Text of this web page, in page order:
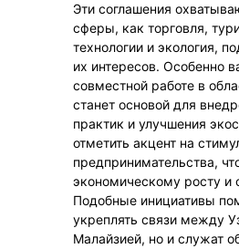
Эти соглашения
сферы, как торговля,
технологии и экология,
их интересов. Особенно
совместной работе в
станет основой для
практик и улучшения
отметить акцент на
предпринимательства,
экономическому росту и
Подобные инициативы
укреплять связи между
Малайзией, но и служат